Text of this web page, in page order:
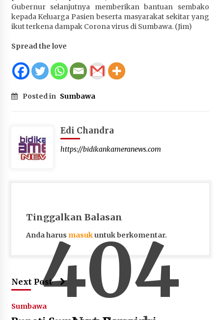
Gubernur selanjutnya memberikan bantuan sembako
kepada Keluarga Pasien beserta masyarakat sekitar yang
ikut terkena dampak Corona virus di Sumbawa. (Jim)
Spread the love
Posted in Sumbawa
Edi Chandra
https://bidikankameranews.com
Tinggalkan Balasan
Anda harus masukuntuk berkomentar.
Next Post
Sumbawa404